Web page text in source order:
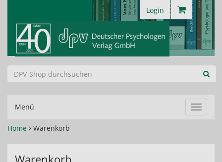
Login
Menü
ein-/
Home
Warenkorb